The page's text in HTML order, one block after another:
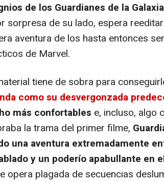
de los Guardianes de la Galaxia
sorpresa de su lado, espera
aventura de los hasta entonces
de Marvel.
tiene de sobra para
como su desvergonzada
más confortables e, incluso, algo
la trama del primer filme,
una aventura extremadamente
y un poderío apabullante en
opera plagada de secuencias